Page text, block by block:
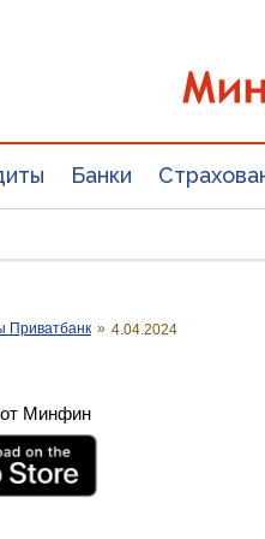
Банки
Приватбанк » 4.04.2024
от Минфин